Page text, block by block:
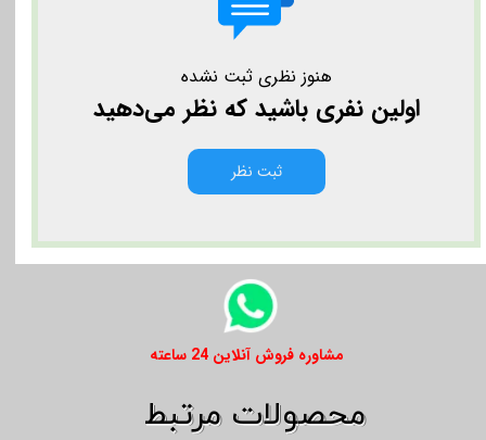
هنوز نظری ثبت نشده
اولین نفری باشید که نظر می‌دهید
ثبت نظر
​​مشاوره فروش آنلاین 24 ساعته
​​محصولات مرتبط